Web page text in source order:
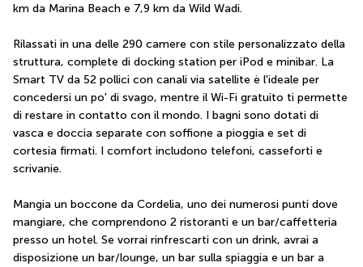
km da Marina Beach e 7,9 km da Wild Wadi.
Rilassati in una delle 290 camere con stile personalizzato della
struttura, complete di docking station per iPod e minibar. La
Smart TV da 52 pollici con canali via satellite è l'ideale per
concedersi un po' di svago, mentre il Wi-Fi gratuito ti permette
di restare in contatto con il mondo. I bagni sono dotati di
vasca e doccia separate con soffione a pioggia e set di
cortesia firmati. I comfort includono telefoni, casseforti e
scrivanie.
Mangia un boccone da Cordelia, uno dei numerosi punti dove
mangiare, che comprendono 2 ristoranti e un bar/caffetteria
presso un hotel. Se vorrai rinfrescarti con un drink, avrai a
disposizione un bar/lounge, un bar sulla spiaggia e un bar a